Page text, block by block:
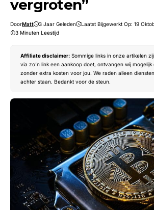
vergroten”
DoorMatt 3 Jaar Geleden
Laatst Bijgewerkt Op: 19
3 Minuten Leestijd
Affiliate disclaimer: Sommige links in onze artikelen
via zo’n link een aankoop doet, ontvangen wij mogelijk
zonder extra kosten voor jou. We raden alleen
achter staan. Bedankt voor de steun.